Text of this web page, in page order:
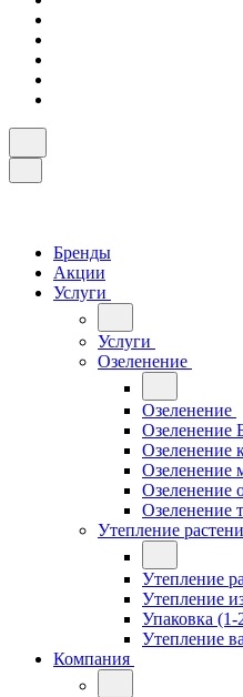
Бренды
Акции
Услуги
Услуги
Озеленение
Озеленение
Озеленение
Озеленение
Озеленение
Озеленение
Озеленение
Утепление
Утепление
Утепление
Упаковка (1-
Утепление
Компания